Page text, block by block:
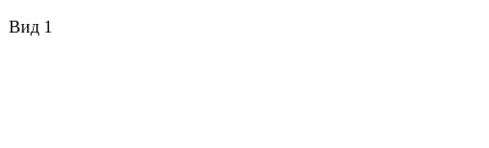
Вид 1